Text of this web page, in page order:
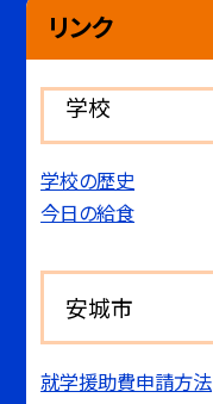
リンク
学校
学校の歴史
今日の給食
安城市
就学援助費申請方法